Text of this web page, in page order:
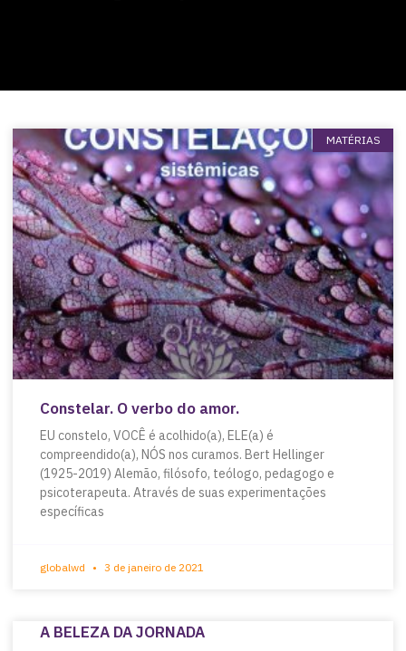
MATÉRIAS
Constelar. O verbo do amor.
EU constelo, VOCÊ é acolhido(a), ELE(a) é
compreendido(a), NÓS nos curamos. Bert Hellinger
(1925-2019) Alemão, filósofo, teólogo, pedagogo e
psicoterapeuta. Através de suas experimentações
específicas
globalwd 3 de janeiro de 2021
A BELEZA DA JORNADA